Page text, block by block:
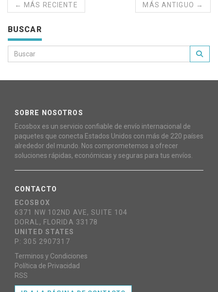
← MÁS RECIENTE MÁS ANTIGUO →
BUSCAR
SOBRE NOSOTROS
Ecosbox es un servicio confiable de envío internacional de
paquetes que conecta Estados Unidos con más de 220 países
alrededor del mundo. Nos comprometemos a ofrecer
soluciones rápidas, económicas y seguras para tus envíos.
CONTACTO
ECOSBOX
6371 NW 102ND AVE, SUITE 104
DORAL, FLORIDA 33178
UNITED STATES
P: 305 2907317
Terminos y Condiciones
Política de Privacidad
RSS